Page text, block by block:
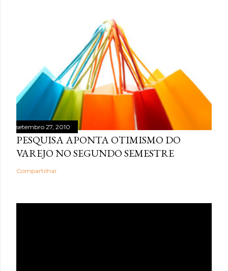
setembro 27, 2010
PESQUISA APONTA OTIMISMO DO
VAREJO NO SEGUNDO SEMESTRE
Compartilhar